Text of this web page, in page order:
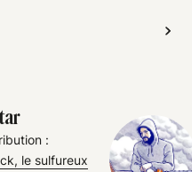
:
le sulfureux